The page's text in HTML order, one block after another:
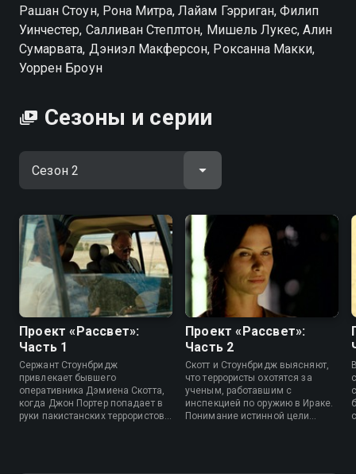
Рашан Стоун, Рона Митра, Лайам Гэрриган, Филип
Уинчестер, Салливан Степлтон, Мишель Лукес, Алин
Сумарвата, Дэниэл Макферсон, Роксанна Макки,
Уоррен Броун
Сезоны и серии
Проект «Рассвет»:
Часть 1
Сержант Стоунбридж
привлекает бывшего
оперативника Дэмиена Скотта,
когда Джон Портер попадает в
руки пакистанских террористов.
Проект «Рассвет»:
Часть 2
Скотт и Стоунбридж выясняют,
что террористы охотятся за
ученым, работавшим с
инспекцией по оружию в Ираке.
Понимание истинной цели